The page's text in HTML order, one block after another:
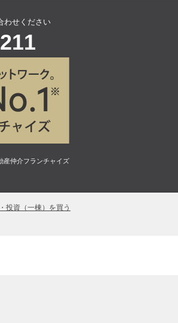
わせください
産仲介フランチャイズ
投資（一棟）を買う